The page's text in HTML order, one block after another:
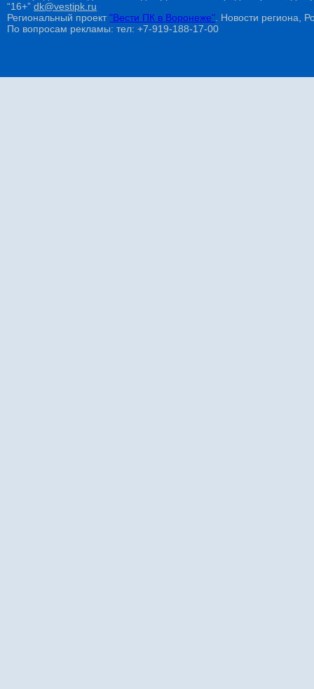
“16+” dk@vestipk.ru
Региональный проект"Вести ПК в Воронеже" . Новости региона,
По вопросам рекламы: тел: +7-919-188-17-00